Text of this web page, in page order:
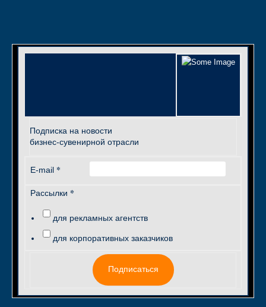
Подписка на новости
бизнес-сувенирной отрасли
E-mail *
Рассылки *
для рекламных агентств
для корпоративных заказчиков
Подписаться